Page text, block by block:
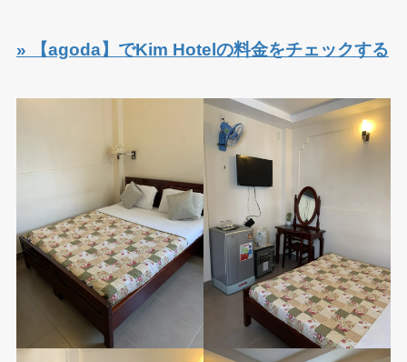
» 【agoda】でKim Hotelの料金をチェックする